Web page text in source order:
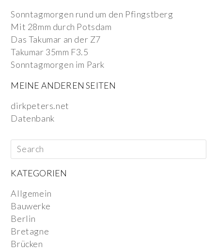
Sonntagmorgen rund um den Pfingstberg
Mit 28mm durch Potsdam
Das Takumar an der Z7
Takumar 35mm F3.5
Sonntagmorgen im Park
MEINE ANDEREN SEITEN
dirkpeters.net
Datenbank
KATEGORIEN
Allgemein
Bauwerke
Berlin
Bretagne
Brücken